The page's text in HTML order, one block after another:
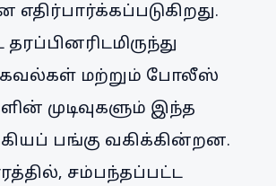
எதிர்பார்க்கப்படுகிறது.
மற்றும் போலீஸ்
முடிவுகளும் இந்த
பங்கு வகிக்கின்றன.
சம்பந்தப்பட்ட